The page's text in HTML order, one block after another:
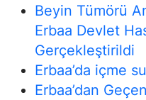
Beyin Tümörü
Erbaa Devlet
Gerçekleştirildi
Erbaa’da içme
Erbaa’dan